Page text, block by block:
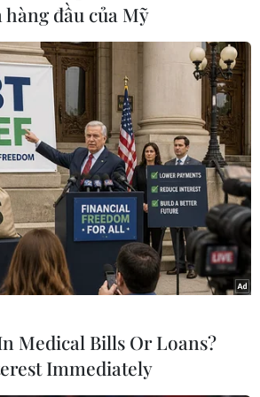
#Sergei Lavrov
#Điện đàm
#Venezuela
đầu của Mỹ
Medical Bills Or Loans?
Immediately